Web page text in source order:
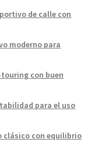
de calle con
moderno para
con buen
para el uso
clásico con equilibrio